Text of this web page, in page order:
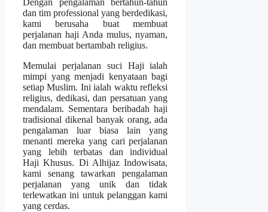
Dengan pengalaman bertahun-tahun
dan tim professional yang berdedikasi,
kami berusaha buat membuat
perjalanan haji Anda mulus, nyaman,
dan membuat bertambah religius.
Memulai perjalanan suci Haji ialah
mimpi yang menjadi kenyataan bagi
setiap Muslim. Ini ialah waktu refleksi
religius, dedikasi, dan persatuan yang
mendalam. Sementara beribadah haji
tradisional dikenal banyak orang, ada
pengalaman luar biasa lain yang
menanti mereka yang cari perjalanan
yang lebih terbatas dan individual
Haji Khusus. Di Alhijaz Indowisata,
kami senang tawarkan pengalaman
perjalanan yang unik dan tidak
terlewatkan ini untuk pelanggan kami
yang cerdas.